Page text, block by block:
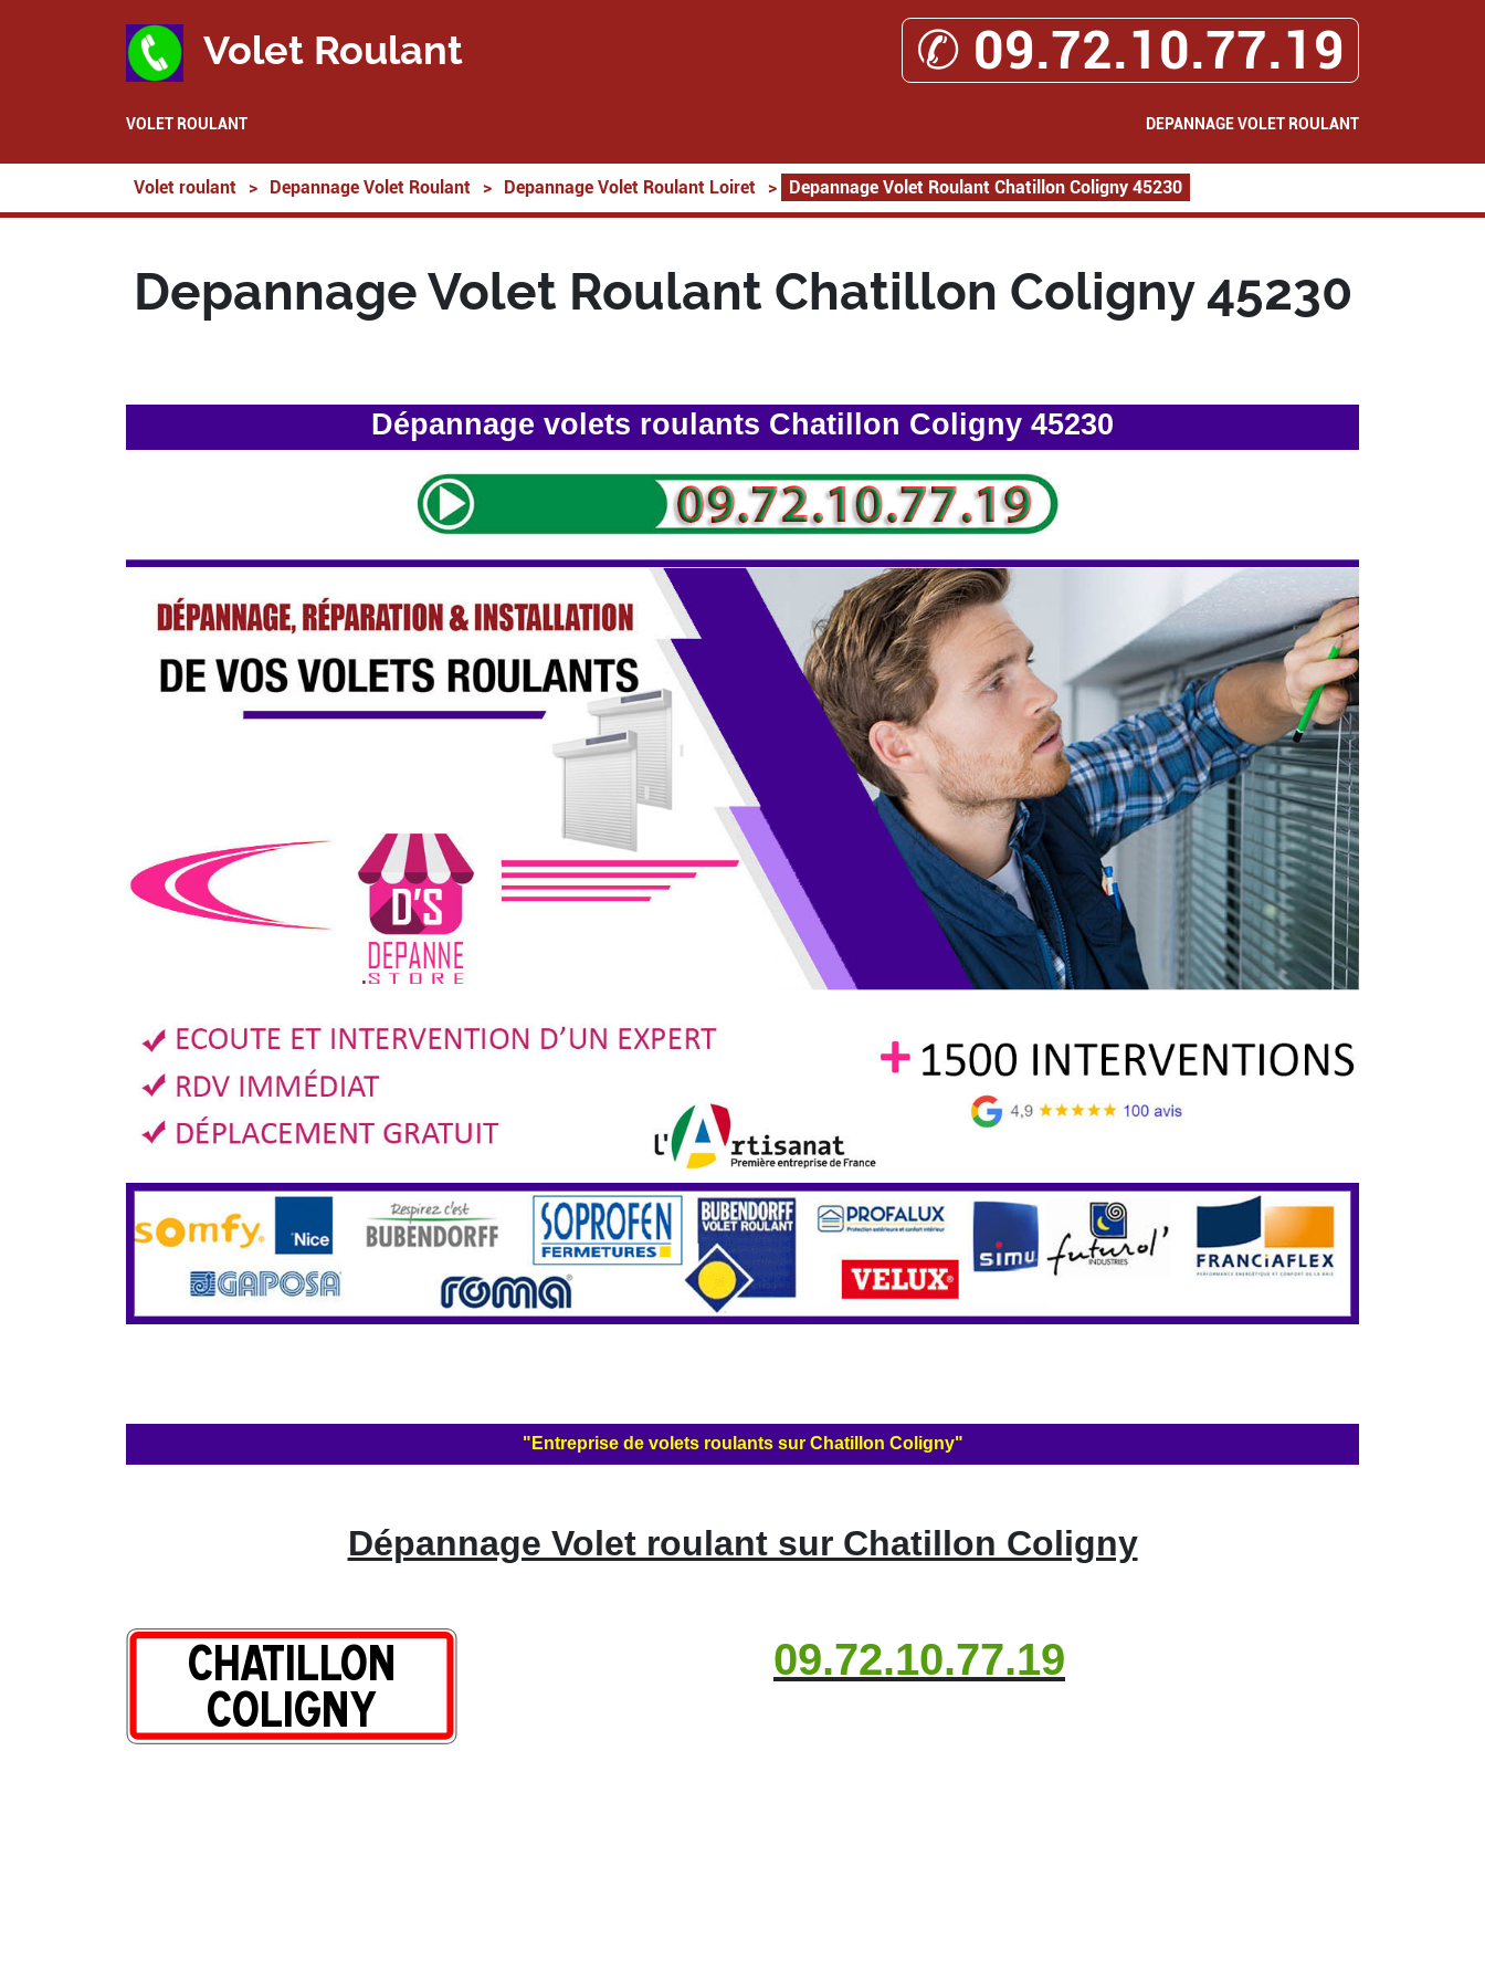
Volet Roulant ✆ 09.72.10.77.19
VOLET ROULANT DEPANNAGE VOLET ROULANT
Volet roulant > Depannage Volet Roulant > Depannage Volet Roulant Loiret > Depannage Volet Roulant Chatillon Coligny 45230
Depannage Volet Roulant Chatillon Coligny 45230
Dépannage volets roulants Chatillon Coligny 45230
"Entreprise de volets roulants sur Chatillon Coligny"
Dépannage Volet roulant sur Chatillon Coligny
09.72.10.77.19